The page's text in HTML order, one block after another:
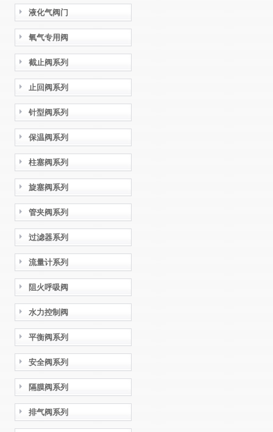
液化气阀门
氧气专用阀
截止阀系列
止回阀系列
针型阀系列
保温阀系列
柱塞阀系列
旋塞阀系列
管夹阀系列
过滤器系列
流量计系列
阻火呼吸阀
水力控制阀
平衡阀系列
安全阀系列
隔膜阀系列
排气阀系列